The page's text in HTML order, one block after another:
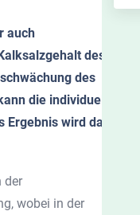
auch
des
des
die individuelle
wird dann
der
wobei in der